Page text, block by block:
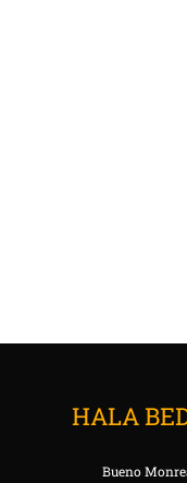
HALA
Bueno